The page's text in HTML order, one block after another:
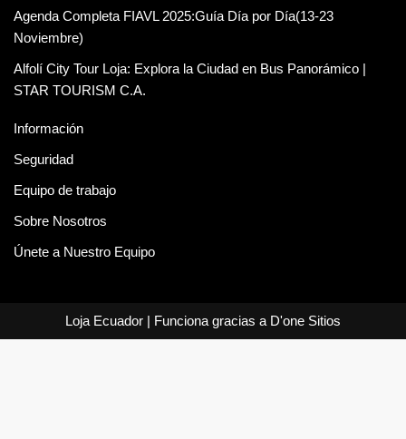
Agenda Completa FIAVL 2025:Guía Día por Día(13-23
Noviembre)
Alfolí City Tour Loja: Explora la Ciudad en Bus Panorámico |
STAR TOURISM C.A.
Información
Seguridad
Equipo de trabajo
Sobre Nosotros
Únete a Nuestro Equipo
Loja Ecuador | Funciona gracias a D'one Sitios